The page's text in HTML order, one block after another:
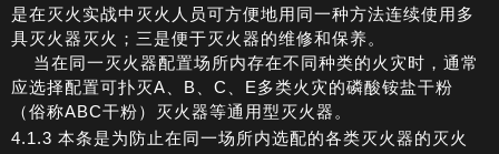
是在灭火实战中灭火人员可方便地用同一种方法连续使用多
具灭火器灭火；三是便于灭火器的维修和保养。
当在同一灭火器配置场所内存在不同种类的火灾时，通常
应选择配置可扑灭A、B、C、E多类火灾的磷酸铵盐干粉
（俗称ABC干粉）灭火器等通用型灭火器。
4.1.3 本条是为防止在同一场所内选配的各类灭火器的灭火